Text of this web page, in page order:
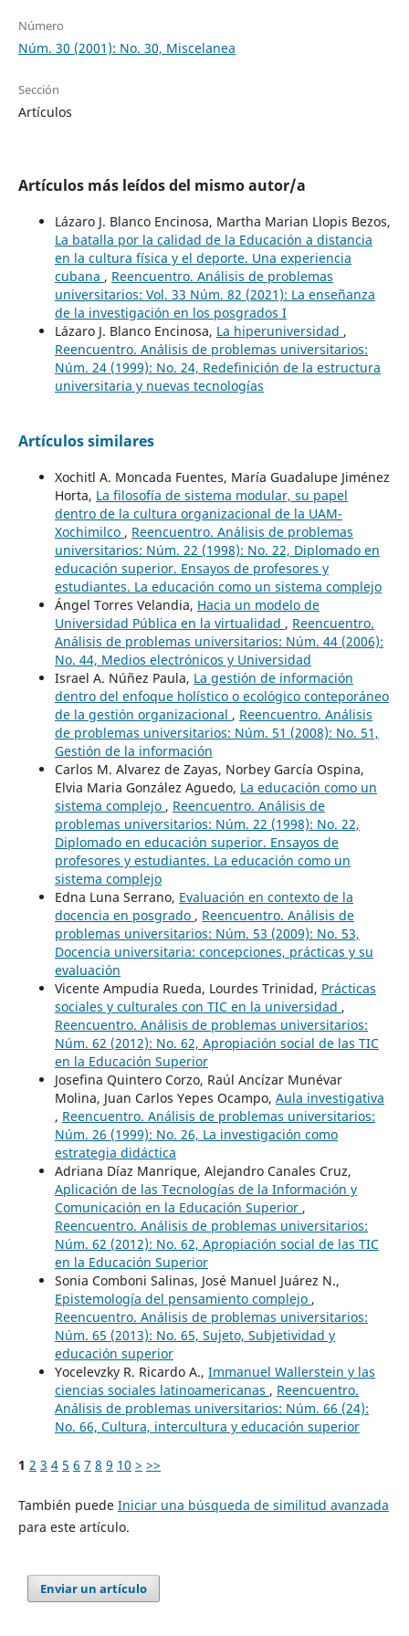
Número
Núm. 30 (2001): No. 30, Miscelanea
Sección
Artículos
Artículos más leídos del mismo autor/a
Lázaro J. Blanco Encinosa, Martha Marian Llopis Bezos,
La batalla por la calidad de la Educación a distancia
en la cultura física y el deporte. Una experiencia
cubana , Reencuentro. Análisis de problemas
universitarios: Vol. 33 Núm. 82 (2021): La enseñanza
de la investigación en los posgrados I
Lázaro J. Blanco Encinosa, La hiperuniversidad ,
Reencuentro. Análisis de problemas universitarios:
Núm. 24 (1999): No. 24, Redefinición de la estructura
universitaria y nuevas tecnologías
Artículos similares
Xochitl A. Moncada Fuentes, María Guadalupe Jiménez
Horta, La filosofía de sistema modular, su papel
dentro de la cultura organizacional de la UAM-
Xochimilco , Reencuentro. Análisis de problemas
universitarios: Núm. 22 (1998): No. 22, Diplomado en
educación superior. Ensayos de profesores y
estudiantes. La educación como un sistema complejo
Ángel Torres Velandia, Hacia un modelo de
Universidad Pública en la virtualidad , Reencuentro.
Análisis de problemas universitarios: Núm. 44 (2006):
No. 44, Medios electrónicos y Universidad
Israel A. Núñez Paula, La gestión de información
dentro del enfoque holístico o ecológico conteporáneo
de la gestión organizacional , Reencuentro. Análisis
de problemas universitarios: Núm. 51 (2008): No. 51,
Gestión de la información
Carlos M. Alvarez de Zayas, Norbey García Ospina,
Elvia Maria González Aguedo, La educación como un
sistema complejo , Reencuentro. Análisis de
problemas universitarios: Núm. 22 (1998): No. 22,
Diplomado en educación superior. Ensayos de
profesores y estudiantes. La educación como un
sistema complejo
Edna Luna Serrano, Evaluación en contexto de la
docencia en posgrado , Reencuentro. Análisis de
problemas universitarios: Núm. 53 (2009): No. 53,
Docencia universitaria: concepciones, prácticas y su
evaluación
Vicente Ampudia Rueda, Lourdes Trinidad, Prácticas
sociales y culturales con TIC en la universidad ,
Reencuentro. Análisis de problemas universitarios:
Núm. 62 (2012): No. 62, Apropiación social de las TIC
en la Educación Superior
Josefina Quintero Corzo, Raúl Ancízar Munévar
Molina, Juan Carlos Yepes Ocampo, Aula investigativa
, Reencuentro. Análisis de problemas universitarios:
Núm. 26 (1999): No. 26, La investigación como
estrategia didáctica
Adriana Díaz Manrique, Alejandro Canales Cruz,
Aplicación de las Tecnologías de la Información y
Comunicación en la Educación Superior ,
Reencuentro. Análisis de problemas universitarios:
Núm. 62 (2012): No. 62, Apropiación social de las TIC
en la Educación Superior
Sonia Comboni Salinas, José Manuel Juárez N.,
Epistemología del pensamiento complejo ,
Reencuentro. Análisis de problemas universitarios:
Núm. 65 (2013): No. 65, Sujeto, Subjetividad y
educación superior
Yocelevzky R. Ricardo A., Immanuel Wallerstein y las
ciencias sociales latinoamericanas , Reencuentro.
Análisis de problemas universitarios: Núm. 66 (24):
No. 66, Cultura, intercultura y educación superior
1 2 3 4 5 6 7 8 9 10 > >>
También puede Iniciar una búsqueda de similitud avanzada
para este artículo.
Enviar un artículo